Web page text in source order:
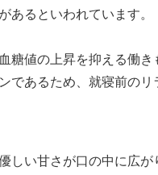
あるといわれています。
糖値の上昇を抑える働
であるため、就寝前のリ
しい甘さが口の中に広が